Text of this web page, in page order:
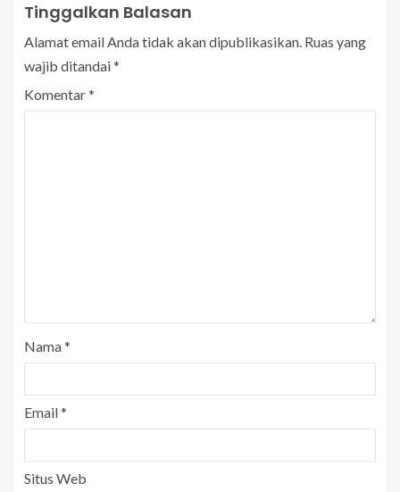
Tinggalkan Balasan
Alamat email Anda tidak akan dipublikasikan. Ruas yang
wajib ditandai*
Komentar*
Nama*
Email*
Situs Web